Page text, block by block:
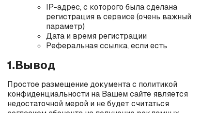
IP-адрес, с которого была сделана
регистрация в сервисе (очень важный
параметр)
Дата и время регистрации
Реферальная ссылка, если есть
1.Вывод
Простое размещение документа с политикой
конфиденциальности на Вашем сайте является
недостаточной мерой и не будет считаться